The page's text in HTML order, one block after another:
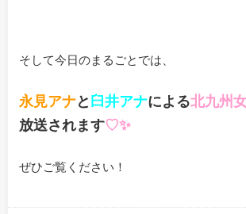
そして今日のまるごとでは、
永見アナと臼井アナによる北九州
放送されます♡✨
ぜひご覧ください！